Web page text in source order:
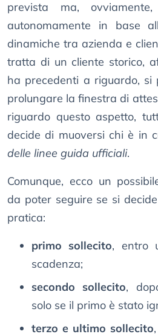
prevista ma,
autonomamente in base
dinamiche tra azienda e
tratta di un cliente storico,
ha precedenti a riguardo, si
prolungare la finestra di
riguardo questo aspetto,
decide di muoversi chi è in
delle linee guida ufficiali.
Comunque, ecco un
da poter seguire se si
pratica:
primo sollecito, entro
scadenza;
secondo sollecito,
solo se il primo è stato
terzo e ultimo sollecito